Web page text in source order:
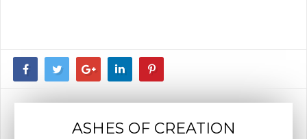
ASHES OF CREATION